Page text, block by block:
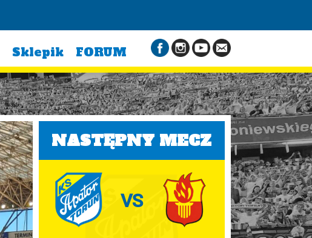
Sklepik FORUM
NASTĘPNY MECZ
VS